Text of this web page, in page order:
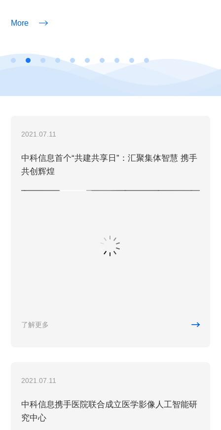
展。公司副总经理、财务总监尹邦明、董...
More 
2021.07.11
中科信息首个“共建共享日”：汇聚集体智慧 携手
共创辉煌
了解更多 
2021.07.11
中科信息携手医院联合成立医学影像人工智能研
究中心